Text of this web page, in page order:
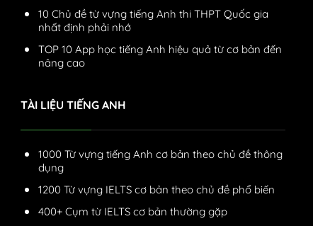
10 Chủ đề từ vựng tiếng Anh thi THPT Quốc gia
nhất định phải nhớ
TOP 10 App học tiếng Anh hiệu quả từ cơ bản đến
nâng cao
TÀI LIỆU TIẾNG ANH
1000 Từ vựng tiếng Anh cơ bản theo chủ đề thông
dụng
1200 Từ vựng IELTS cơ bản theo chủ đề phổ biến
400+ Cụm từ IELTS cơ bản thường gặp